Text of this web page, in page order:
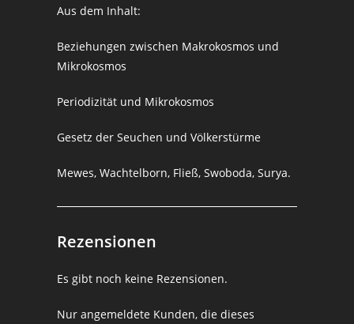
Aus dem Inhalt:
Beziehungen zwischen Makrokosmos und
Mikrokosmos
Periodizität und Mikrokosmos
Gesetz der Seuchen und Völkerstürme
Mewes, Wachtelborn, Fließ, Swoboda, Surya.
Rezensionen
Es gibt noch keine Rezensionen.
Nur angemeldete Kunden, die dieses